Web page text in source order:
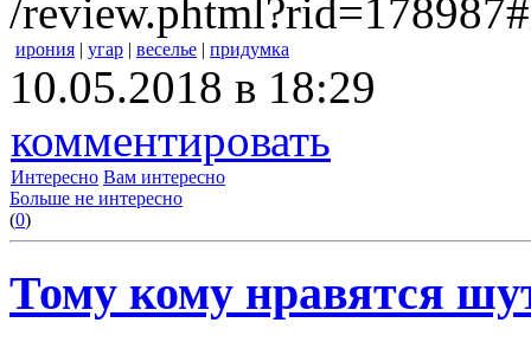
/
ирония | угар | веселье | придумка
10.05.2018 в 18:29
комментировать
Интересно Вам интересно
Больше не интересно
(0)
Тому кому нравятся